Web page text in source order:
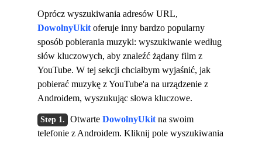
Oprócz wyszukiwania adresów URL,
DowolnyUkit oferuje inny bardzo popularny
sposób pobierania muzyki: wyszukiwanie według
słów kluczowych, aby znaleźć żądany film z
YouTube. W tej sekcji chciałbym wyjaśnić, jak
pobierać muzykę z YouTube'a na urządzenie z
Androidem, wyszukując słowa kluczowe.
Otwarte DowolnyUkit na swoim
telefonie z Androidem. Kliknij pole wyszukiwania